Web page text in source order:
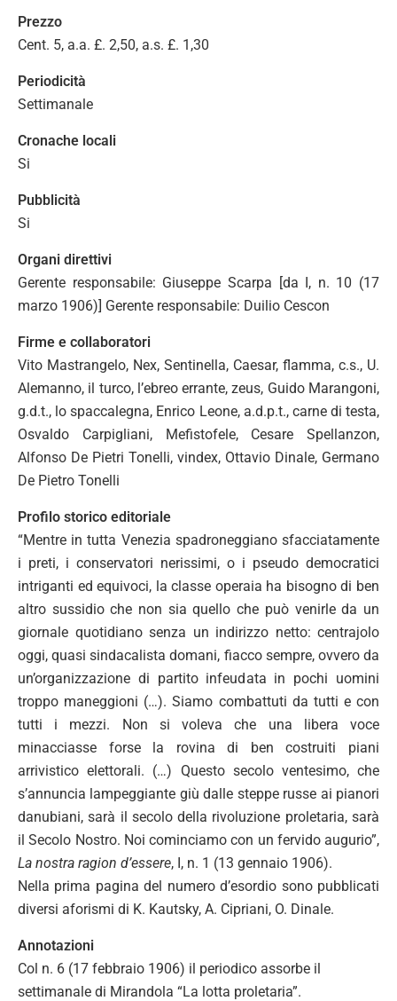
Prezzo
Cent. 5, a.a. £. 2,50, a.s. £. 1,30
Periodicità
Settimanale
Cronache locali
Si
Pubblicità
Si
Organi direttivi
Gerente responsabile: Giuseppe Scarpa [da I, n. 10 (17
marzo 1906)] Gerente responsabile: Duilio Cescon
Firme e collaboratori
Vito Mastrangelo, Nex, Sentinella, Caesar, flamma, c.s., U.
Alemanno, il turco, l’ebreo errante, zeus, Guido Marangoni,
g.d.t., lo spaccalegna, Enrico Leone, a.d.p.t., carne di testa,
Osvaldo Carpigliani, Mefistofele, Cesare Spellanzon,
Alfonso De Pietri Tonelli, vindex, Ottavio Dinale, Germano
De Pietro Tonelli
Profilo storico editoriale
“Mentre in tutta Venezia spadroneggiano sfacciatamente
i preti, i conservatori nerissimi, o i pseudo democratici
intriganti ed equivoci, la classe operaia ha bisogno di ben
altro sussidio che non sia quello che può venirle da un
giornale quotidiano senza un indirizzo netto: centrajolo
oggi, quasi sindacalista domani, fiacco sempre, ovvero da
un’organizzazione di partito infeudata in pochi uomini
troppo maneggioni (…). Siamo combattuti da tutti e con
tutti i mezzi. Non si voleva che una libera voce
minacciasse forse la rovina di ben costruiti piani
arrivistico elettorali. (…) Questo secolo ventesimo, che
s’annuncia lampeggiante giù dalle steppe russe ai pianori
danubiani, sarà il secolo della rivoluzione proletaria, sarà
il Secolo Nostro. Noi cominciamo con un fervido augurio”,
La nostra ragion d’essere, I, n. 1 (13 gennaio 1906).
Nella prima pagina del numero d’esordio sono pubblicati
diversi aforismi di K. Kautsky, A. Cipriani, O. Dinale.
Annotazioni
Col n. 6 (17 febbraio 1906) il periodico assorbe il
settimanale di Mirandola “La lotta proletaria”.